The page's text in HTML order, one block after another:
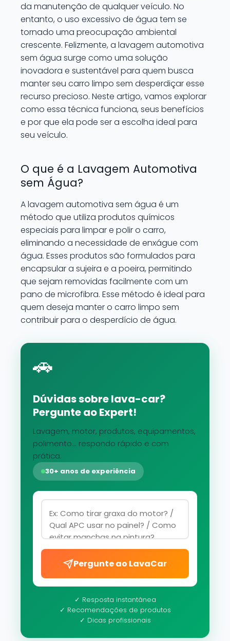
da manutenção de qualquer veículo. No
entanto, o uso excessivo de água tem se
tornado uma preocupação ambiental
crescente. Felizmente, a lavagem automotiva
sem água surge como uma solução
inovadora e sustentável para quem busca
manter seu carro limpo sem desperdiçar esse
recurso precioso. Neste artigo, vamos explorar
como essa técnica funciona, seus benefícios
e por que ela pode ser a escolha ideal para
seu veículo.
O que é a Lavagem Automotiva
sem Água?
A lavagem automotiva sem água é um
método que utiliza produtos químicos
especiais para limpar e polir o carro,
eliminando a necessidade de enxágue com
água. Esses produtos são formulados para
encapsular a sujeira e a poeira, permitindo
que sejam removidas facilmente com um
pano de microfibra. Esse método é ideal para
quem deseja manter o carro limpo sem
contribuir para o desperdício de água.
🚗
Dúvidas sobre lava-car?
Pergunte ao Expert!
Lavagem, motor, produtos, equipamentos,
polimento... respondo rápido e com
prática.
30+ anos de experiência
Pergunte ao LavaCar
✓ Resposta instantânea
✓ Recomendações de produtos
✓ Dicas profissionais